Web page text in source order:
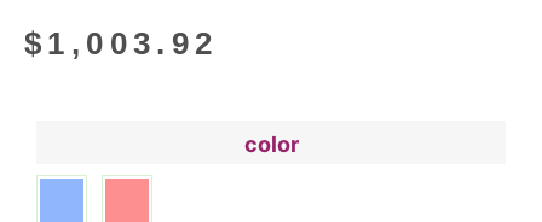
$ 1,003.92
color